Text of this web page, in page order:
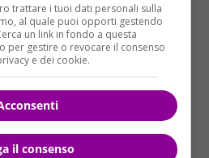
trattare i tuoi dati personali sulla
al quale puoi opporti gestendo
un link in fondo a questa
per gestire o revocare il consenso
e dei cookie.
il consenso